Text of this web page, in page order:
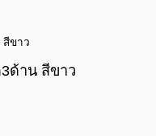
ด้าน สีขาว